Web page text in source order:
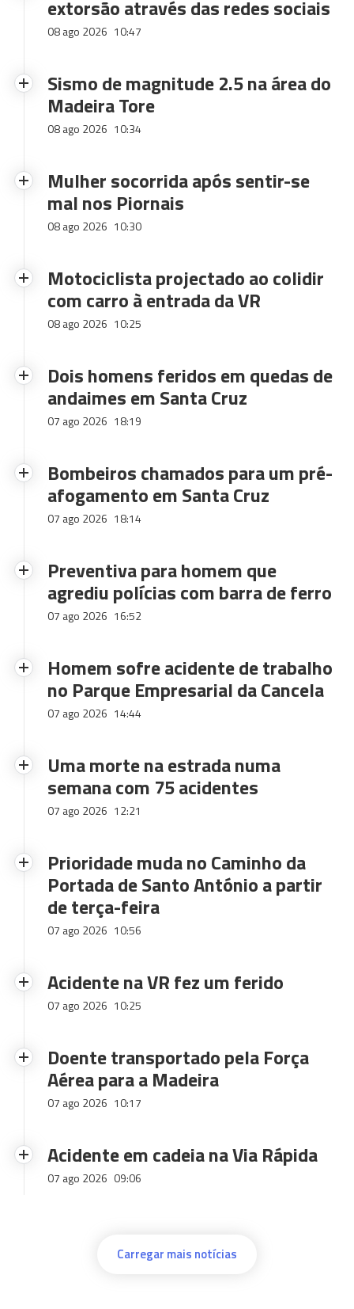
extorsão através das redes sociais
08 ago 2026 10:47
Sismo de magnitude 2.5 na área do
Madeira Tore
08 ago 2026 10:34
Mulher socorrida após sentir-se
mal nos Piornais
08 ago 2026 10:30
Motociclista projectado ao colidir
com carro à entrada da VR
08 ago 2026 10:25
Dois homens feridos em quedas de
andaimes em Santa Cruz
07 ago 2026 18:19
Bombeiros chamados para um pré-
afogamento em Santa Cruz
07 ago 2026 18:14
Preventiva para homem que
agrediu polícias com barra de ferro
07 ago 2026 16:52
Homem sofre acidente de trabalho
no Parque Empresarial da Cancela
07 ago 2026 14:44
Uma morte na estrada numa
semana com 75 acidentes
07 ago 2026 12:21
Prioridade muda no Caminho da
Portada de Santo António a partir
de terça-feira
07 ago 2026 10:56
Acidente na VR fez um ferido
07 ago 2026 10:25
Doente transportado pela Força
Aérea para a Madeira
07 ago 2026 10:17
Acidente em cadeia na Via Rápida
07 ago 2026 09:06
Carregar mais notícias